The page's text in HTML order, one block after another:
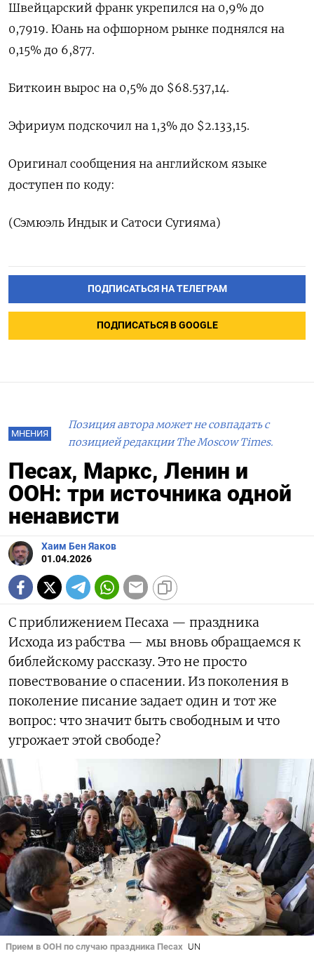
Швейцарский франк укрепился на 0,9% ‌до
0,7919. Юань на офшорном рынке поднялся на
0,15% до 6,877.
Биткоин вырос на 0,5% ​до $68.537,14.
Эфириум подскочил на 1,3% до $2.133,15.
Оригинал сообщения на английском языке
‌доступен по коду:
(Сэмюэль Индык и Сатоси Сугияма)
ПОДПИСАТЬСЯ НА ТЕЛЕГРАМ
ПОДПИСАТЬСЯ В GOOGLE
МНЕНИЯ
Позиция автора может не совпадать с
позицией редакции The Moscow Times.
Песах, Маркс, Ленин и
ООН: три источника одной
ненависти
Хаим Бен Яаков
01.04.2026
С приближением Песаха — праздника
Исхода из рабства — мы вновь обращаемся к
библейскому рассказу. Это не просто
повествование о спасении. Из поколения в
поколение писание задает один и тот же
вопрос: что значит быть свободным и что
угрожает этой свободе?
Прием в ООН по случаю праздника Песах UN